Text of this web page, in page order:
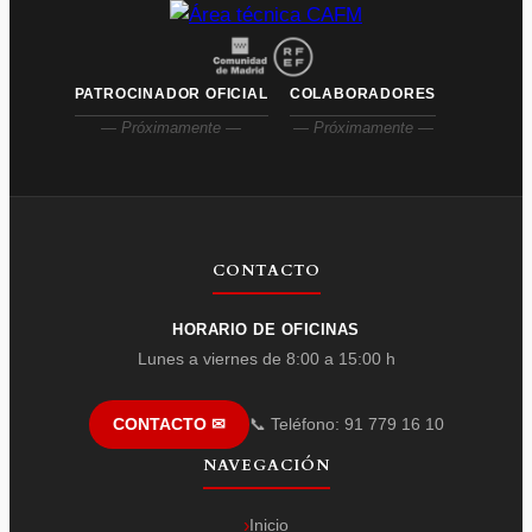
PATROCINADOR OFICIAL
— Próximamente —
COLABORADORES
— Próximamente —
CONTACTO
HORARIO DE OFICINAS
Lunes a viernes de 8:00 a 15:00 h
CONTACTO ✉ 📞 Teléfono: 91 779 16 10
NAVEGACIÓN
Inicio